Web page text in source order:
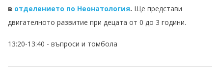
в отделението по Неонатология. Ще представи
двигателното развитие при децата от 0 до 3 години.
13:20-13:40 - въпроси и томбола